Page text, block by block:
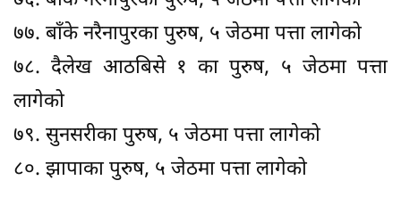
७७. बाँके नरैनापुरका पुरुष, ५ जेठमा पत्ता लागेको
७८. दैलेख आठबिसे १ का पुरुष, ५ जेठमा पत्ता
लागेको
७९. सुनसरीका पुरुष, ५ जेठमा पत्ता लागेको
८०. झापाका पुरुष, ५ जेठमा पत्ता लागेको